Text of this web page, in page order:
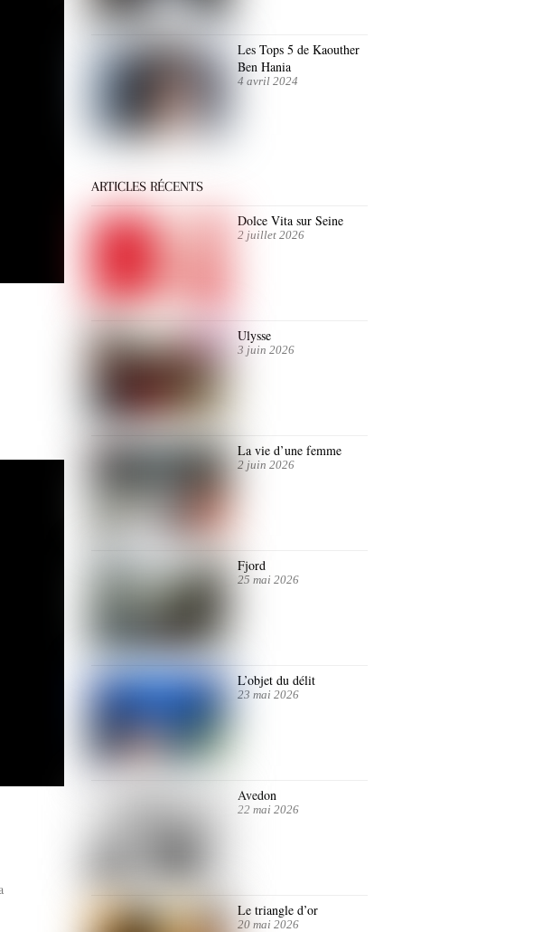
Les Tops 5 de Kaouther
Ben Hania
4 avril 2024
ARTICLES RÉCENTS
Dolce Vita sur Seine
2 juillet 2026
Ulysse
3 juin 2026
La vie d’une femme
2 juin 2026
Fjord
25 mai 2026
L’objet du délit
23 mai 2026
Avedon
22 mai 2026
Le triangle d’or
20 mai 2026